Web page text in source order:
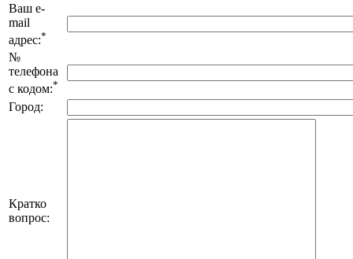
Ваш e-
mail
адрес:*
№
телефона
с кодом:*
Город:
Кратко
вопрос: